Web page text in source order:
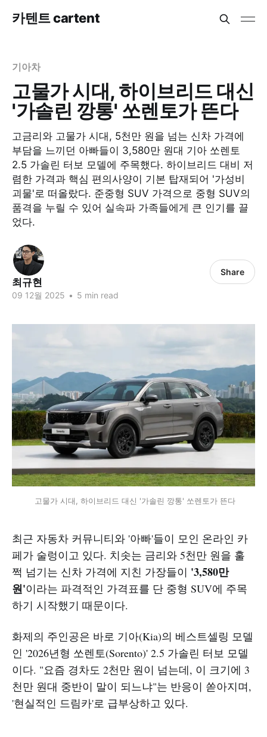
카텐트 cartent
기아차
고물가 시대, 하이브리드 대신
'가솔린 깡통' 쏘렌토가 뜬다
고금리와 고물가 시대, 5천만 원을 넘는 신차 가격에
부담을 느끼던 아빠들이 3,580만 원대 기아 쏘렌토
2.5 가솔린 터보 모델에 주목했다. 하이브리드 대비 저
렴한 가격과 핵심 편의사양이 기본 탑재되어 '가성비
괴물'로 떠올랐다. 준중형 SUV 가격으로 중형 SUV의
품격을 누릴 수 있어 실속파 가족들에게 큰 인기를 끌
었다.
최규현
09 12월 2025 • 5 min read
Share
고물가 시대, 하이브리드 대신 '가솔린 깡통' 쏘렌토가 뜬다
최근 자동차 커뮤니티와 '아빠'들이 모인 온라인 카
페가 술렁이고 있다. 치솟는 금리와 5천만 원을 훌
쩍 넘기는 신차 가격에 지친 가장들이 '3,580만
원'이라는 파격적인 가격표를 단 중형 SUV에 주목
하기 시작했기 때문이다.
화제의 주인공은 바로 기아(Kia)의 베스트셀링 모델
인 '2026년형 쏘렌토(Sorento)' 2.5 가솔린 터보 모델
이다. "요즘 경차도 2천만 원이 넘는데, 이 크기에 3
천만 원대 중반이 말이 되느냐"는 반응이 쏟아지며,
'현실적인 드림카'로 급부상하고 있다.